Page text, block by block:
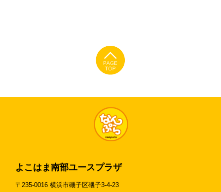
よこはま南部ユースプラザ
〒235-0016 横浜市磯子区磯子3-4-23